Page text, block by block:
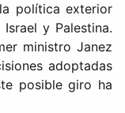
política exterior
y Palestina.
ministro Janez
adoptadas
posible giro ha